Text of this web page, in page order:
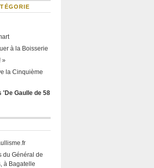
à la Boisserie
»
la Cinquième
'De Gaulle de 58
du Général de
à Bagatelle